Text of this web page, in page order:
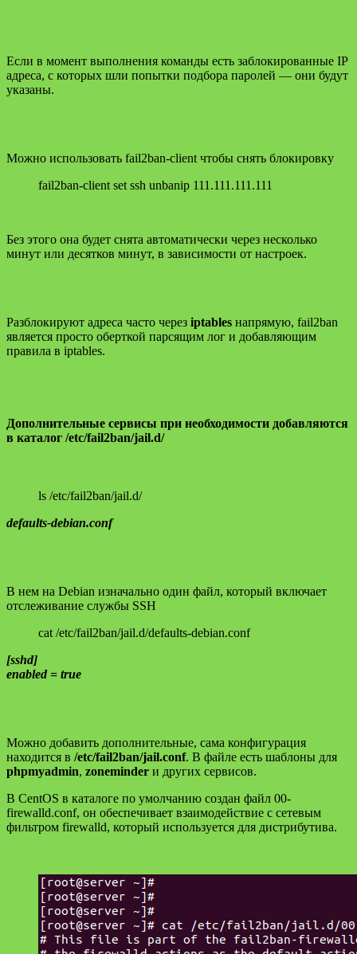
Если в момент выполнения команды есть заблокированные IP
адреса, с которых шли попытки подбора паролей — они будут
указаны.
Можно использовать fail2ban-client чтобы снять блокировку
fail2ban-client set ssh unbanip 111.111.111.111
Без этого она будет снята автоматически через несколько
минут или десятков минут, в зависимости от настроек.
Разблокируют адреса часто через iptables напрямую, fail2ban
является просто оберткой парсящим лог и добавляющим
правила в iptables.
Дополнительные сервисы при необходимости добавляются
в каталог /etc/fail2ban/jail.d/
ls /etc/fail2ban/jail.d/
defaults-debian.conf
В нем на Debian изначально один файл, который включает
отслеживание службы SSH
cat /etc/fail2ban/jail.d/defaults-debian.conf
[sshd]
enabled = true
Можно добавить дополнительные, сама конфигурация
находится в /etc/fail2ban/jail.conf. В файле есть шаблоны для
phpmyadmin, zoneminder и других сервисов.
В CentOS в каталоге по умолчанию создан файл 00-
firewalld.conf, он обеспечивает взаимодействие с сетевым
фильтром firewalld, который используется для дистрибутива.